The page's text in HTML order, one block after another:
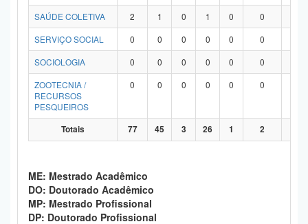
SAÚDE COLETIVA
2 1 0 1 0 0
SERVIÇO SOCIAL
0 0 0 0 0 0
SOCIOLOGIA
0 0 0 0 0 0
ZOOTECNIA /
RECURSOS
PESQUEIROS
0 0 0 0 0 0
Totais 77 45 3 26 1 2
ME: Mestrado Acadêmico
DO: Doutorado Acadêmico
MP: Mestrado Profissional
DP: Doutorado Profissional